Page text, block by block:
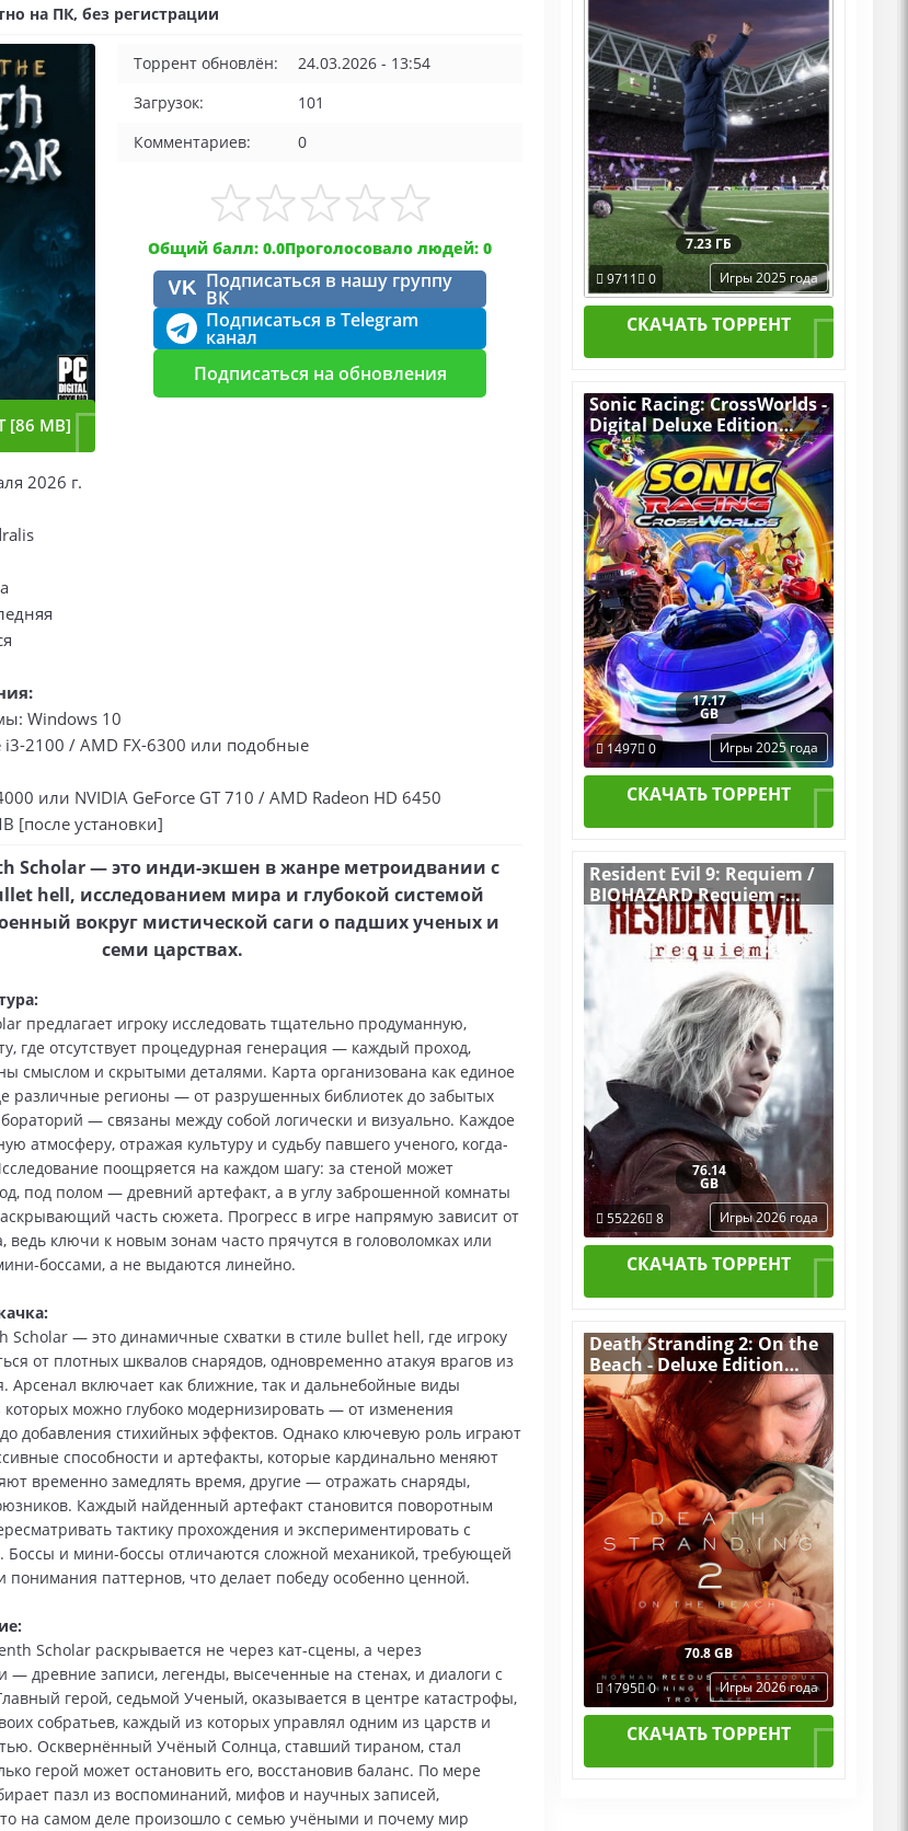
на ПК, без регистрации
[86 MB]
Торрент обновлён:
24.03.2026 - 13:54
Загрузок:
101
Комментариев:
0
Общий балл: 0.0Проголосовало людей: 0
VK Подписаться в нашу группу
ВК
Подписаться в Telegram
канал
Подписаться на обновления
2026 г.
Windows 10
i3-2100 / AMD FX-6300 или подобные
или NVIDIA GeForce GT 710 / AMD Radeon HD 6450
[после установки]
Scholar — это инди-экшен в жанре метроидвании с
hell, исследованием мира и глубокой системой
вокруг мистической саги о падших ученых и
семи царствах.
предлагает игроку исследовать тщательно продуманную,
где отсутствует процедурная генерация — каждый проход,
смыслом и скрытыми деталями. Карта организована как единое
различные регионы — от разрушенных библиотек до забытых
— связаны между собой логически и визуально. Каждое
атмосферу, отражая культуру и судьбу павшего ученого, когда-
поощряется на каждом шагу: за стеной может
под полом — древний артефакт, а в углу заброшенной комнаты
часть сюжета. Прогресс в игре напрямую зависит от
ведь ключи к новым зонам часто прячутся в головоломках или
боссами, а не выдаются линейно.
Scholar — это динамичные схватки в стиле bullet hell, где игроку
от плотных шквалов снарядов, одновременно атакуя врагов из
Арсенал включает как ближние, так и дальнебойные виды
можно глубоко модернизировать — от изменения
добавления стихийных эффектов. Однако ключевую роль играют
способности и артефакты, которые кардинально меняют
временно замедлять время, другие — отражать снаряды,
Каждый найденный артефакт становится поворотным
тактику прохождения и экспериментировать с
и мини-боссы отличаются сложной механикой, требующей
понимания паттернов, что делает победу особенно ценной.
Scholar раскрывается не через кат-сцены, а через
— древние записи, легенды, высеченные на стенах, и диалоги с
герой, седьмой Ученый, оказывается в центре катастрофы,
собратьев, каждый из которых управлял одним из царств и
Осквернённый Учёный Солнца, ставший тираном, стал
герой может остановить его, восстановив баланс. По мере
пазл из воспоминаний, мифов и научных записей,
на самом деле произошло с семью учёными и почему мир
7.23 ГБ
9711
0 Игры 2025 года
СКАЧАТЬ ТОРРЕНТ
Sonic Racing: CrossWorlds -
Digital Deluxe Edition
v.Build 21982508
[RUS|ENG] (2025) PC
Пиратка Portable + All
DLCs
17.17
GB
1497 0 Игры 2025 года
СКАЧАТЬ ТОРРЕНТ
Resident Evil 9: Requiem /
BIOHAZARD Requiem -
Deluxe Edition [RUS|ENG]
(2026) PC RePack by R.G.
Механики
76.14
GB
55226 8 Игры 2026 года
СКАЧАТЬ ТОРРЕНТ
Death Stranding 2: On the
Beach - Deluxe Edition
v.1.4.65.0 [RUS|ENG] (2026)
PC RePack от Десептикон
+ все Дополнения
70.8 GB
1795 0 Игры 2026 года
СКАЧАТЬ ТОРРЕНТ